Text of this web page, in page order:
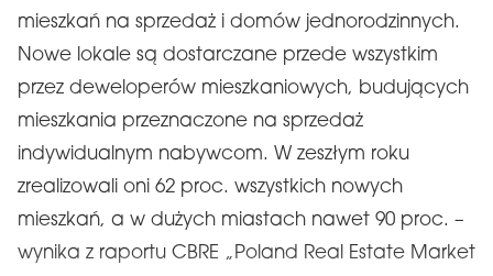
mieszkań na sprzedaż i domów jednorodzinnych.
Nowe lokale są dostarczane przede wszystkim
przez deweloperów mieszkaniowych, budujących
mieszkania przeznaczone na sprzedaż
indywidualnym nabywcom. W zeszłym roku
zrealizowali oni 62 proc. wszystkich nowych
mieszkań, a w dużych miastach nawet 90 proc. –
wynika z raportu CBRE „Poland Real Estate Market